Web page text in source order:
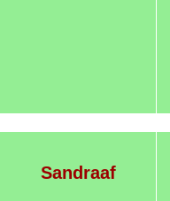
Sandraaf